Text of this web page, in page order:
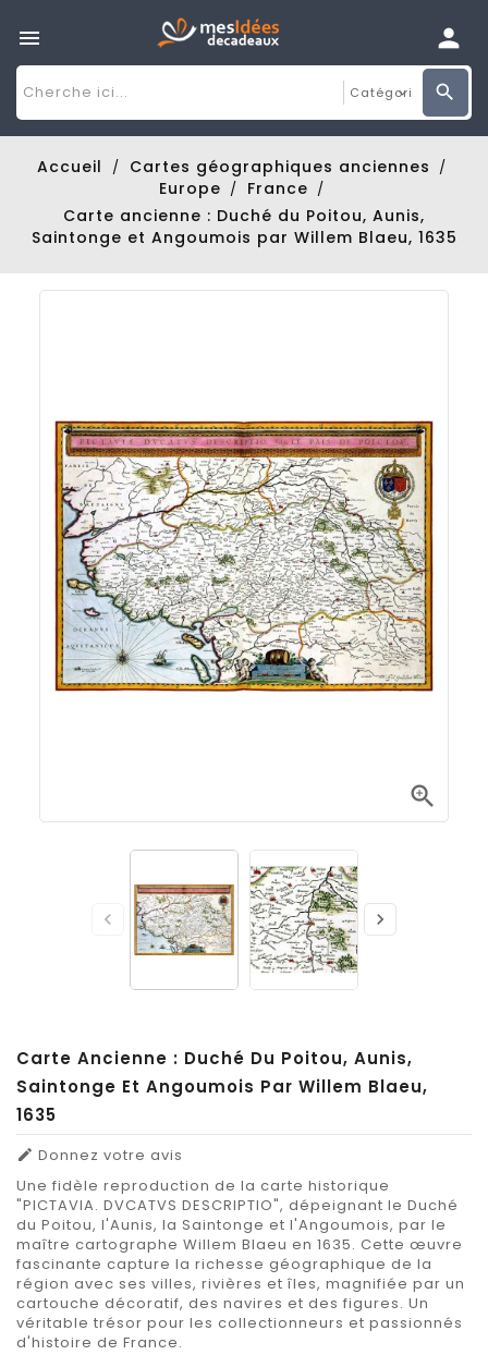

Accueil
Cartes géographiques anciennes
Europe
France
Carte ancienne : Duché du Poitou, Aunis,
Saintonge et Angoumois par Willem Blaeu, 1635

 
Carte Ancienne : Duché Du Poitou, Aunis,
Saintonge Et Angoumois Par Willem Blaeu,
1635
 Donnez votre avis
Une fidèle reproduction de la carte historique
"PICTAVIA. DVCATVS DESCRIPTIO", dépeignant le Duché
du Poitou, l'Aunis, la Saintonge et l'Angoumois, par le
maître cartographe Willem Blaeu en 1635. Cette œuvre
fascinante capture la richesse géographique de la
région avec ses villes, rivières et îles, magnifiée par un
cartouche décoratif, des navires et des figures. Un
véritable trésor pour les collectionneurs et passionnés
d'histoire de France.